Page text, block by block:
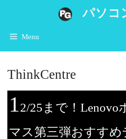
ツ
へ
パソコ
Menu
ThinkCentre
12/25まで！Lenovo
マス第三弾おすす